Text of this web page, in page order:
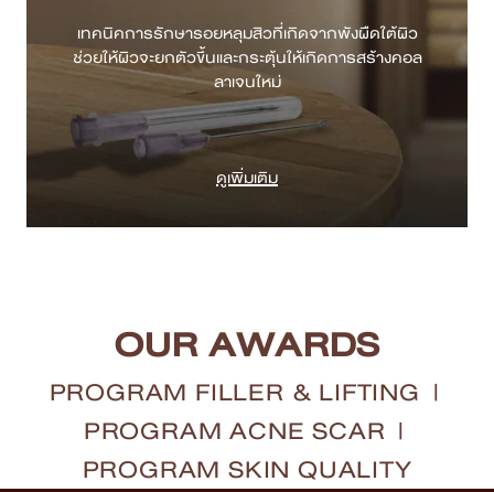
เทคนิคการรักษารอยหลุมสิวที่เกิดจากพังผืดใต้ผิว
ช่วยให้ผิวจะยกตัวขึ้นและกระตุ้นให้เกิดการสร้างคอล
ลาเจนใหม่
ดูเพิ่มเติม
OUR AWARDS
PROGRAM FILLER & LIFTING |
PROGRAM ACNE SCAR |
PROGRAM SKIN QUALITY